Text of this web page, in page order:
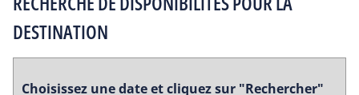
DESTINATION
Choisissez une date et cliquez sur "Rechercher"